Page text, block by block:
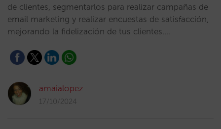
de clientes, segmentarlos para realizar campañas de
email marketing y realizar encuestas de satisfacción,
mejorando la fidelización de tus clientes.…
amaialopez
17/10/2024